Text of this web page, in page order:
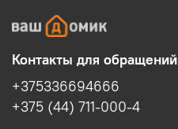
Контакты для обращений
+375336694666
+375 (44) 711-000-4